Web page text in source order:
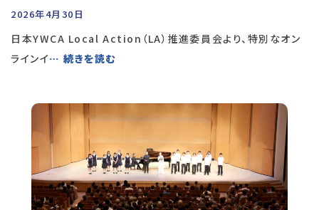
2026年4月30日
日本YWCA Local Action（LA）推進委員会より、特別なオン
ラインイ… 続きを読む